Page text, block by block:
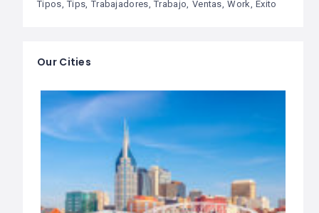
Tipos Tips Trabajadores Trabajo Ventas Work Éxito
Our Cities